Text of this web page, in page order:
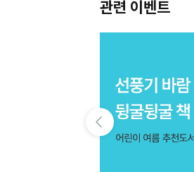
관련 이벤트